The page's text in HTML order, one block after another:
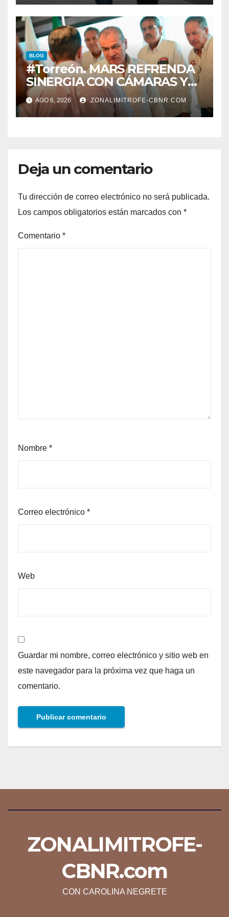
BLOG
#Torreón. MARS REFRENDA
SINERGIA CON CÁMARAS Y
ORGANISMOS, EN BENEFICIO
DEL DESARROLLO DE
TORREÓN
AGO 6, 2026 ZONALIMITROFE-CBNR.COM
Deja un comentario
Tu dirección de correo electrónico no será publicada.
Los campos obligatorios están marcados con *
Comentario *
Nombre *
Correo electrónico *
Web
Guardar mi nombre, correo electrónico y sitio web en
este navegador para la próxima vez que haga un
comentario.
ZONALIMITROFE-
CBNR.com
CON CAROLINA NEGRETE